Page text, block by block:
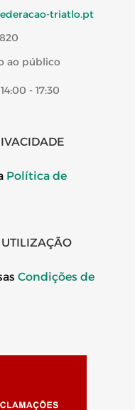
triatlo.pt
ao público
- 17:30
Política de
Condições de